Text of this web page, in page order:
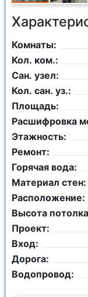
Комнаты:
Кол. ком.:
Сан. узел:
Кол. сан. уз.:
Площадь:
Расшифровка
Этажность:
Ремонт:
Горячая вода:
Материал стен:
Расположение:
Высота
Проект:
Вход:
Дорога:
Водопровод: